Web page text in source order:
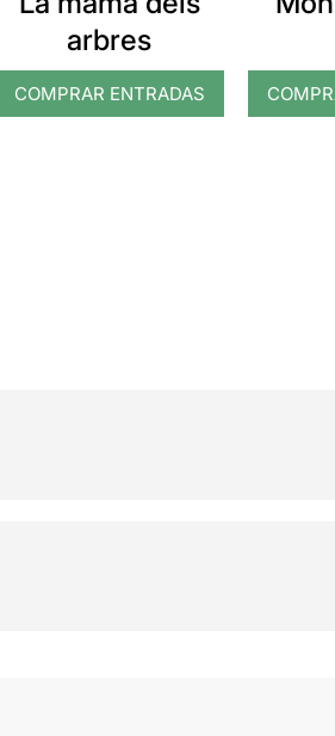
arbres
COMPRAR ENTRADAS